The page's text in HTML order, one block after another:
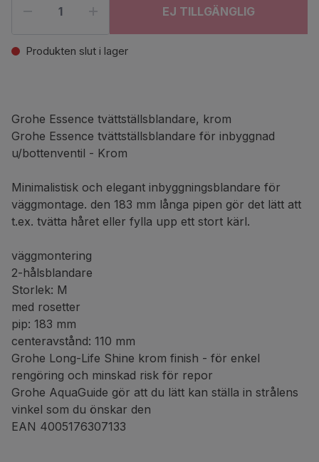
EJ TILLGÄNGLIG
Produkten slut i lager
Grohe Essence tvättställsblandare, krom
Grohe Essence tvättställsblandare för inbyggnad
u/bottenventil - Krom
Minimalistisk och elegant inbyggningsblandare för
väggmontage. den 183 mm långa pipen gör det lätt att
t.ex. tvätta håret eller fylla upp ett stort kärl.
väggmontering
2-hålsblandare
Storlek: M
med rosetter
pip: 183 mm
centeravstånd: 110 mm
Grohe Long-Life Shine krom finish - för enkel
rengöring och minskad risk för repor
Grohe AquaGuide gör att du lätt kan ställa in strålens
vinkel som du önskar den
EAN 4005176307133